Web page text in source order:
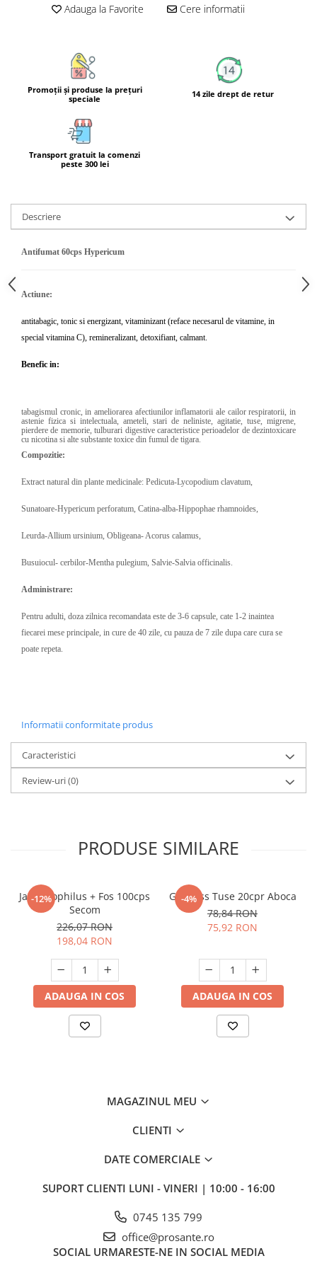
Multiminerale
Multivitamine
Adauga la Favorite Cere informatii
Promoţii şi produse la preţuri
speciale
14 zile drept de retur
Transport gratuit la comenzi
peste 300 lei
Descriere
Antifumat 60cps Hypericum
Actiune:
antitabagic, tonic si energizant, vitaminizant (reface necesarul de vitamine, in
special vitamina C), remineralizant, detoxifiant, calmant.
Benefic in:
tabagismul cronic, in ameliorarea afectiunilor inflamatorii ale cailor respiratorii, in
astenie fizica si intelectuala, ameteli, stari de neliniste, agitatie, tuse, migrene,
pierdere de memorie, tulburari digestive caracteristice perioadelor de dezintoxicare
cu nicotina si alte substante toxice din fumul de tigara.
Compozitie:
Extract natural din plante medicinale: Pedicuta-Lycopodium clavatum,
Sunatoare-Hypericum perforatum, Catina-alba-Hippophae rhamnoides,
Leurda-Allium ursinium, Obligeana- Acorus calamus,
Busuiocul- cerbilor-Mentha pulegium, Salvie-Salvia officinalis.
Administrare:
Pentru adulti, doza zilnica recomandata este de 3-6 capsule, cate 1-2 inaintea
fiecarei mese principale, in cure de 40 zile, cu pauza de 7 zile dupa care cura se
poate repeta.
Informatii conformitate produs
Caracteristici
Review-uri(0)
PRODUSE SIMILARE
-12%
Jarro Dophilus + Fos 100cps
Secom
226,07 RON
198,04 RON
ADAUGA IN COS
-4%
Grintuss Tuse 20cpr Aboca
78,84 RON
75,92 RON
ADAUGA IN COS
MAGAZINUL MEU
CLIENTI
DATE COMERCIALE
SUPORT CLIENTI LUNI - VINERI | 10:00 - 16:00
0745 135 799
office@prosante.ro
SOCIAL URMARESTE-NE IN SOCIAL MEDIA